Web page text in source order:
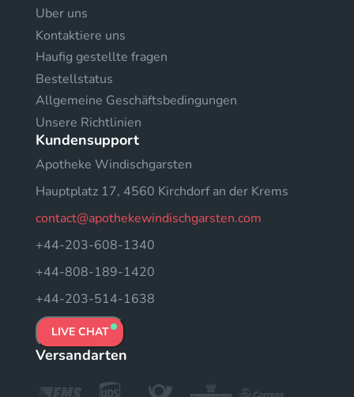
Uber uns
Kontaktiere uns
Haufig gestellte fragen
Bestellstatus
Allgemeine Geschäftsbedingungen
Unsere Richtlinien
Kundensupport
Apotheke Windischgarsten
Hauptplatz 17, 4560 Kirchdorf an der Krems
contact@apothekewindischgarsten.com
+44-203-608-1340
+44-808-189-1420
+44-203-514-1638
LIVE CHAT
Versandarten